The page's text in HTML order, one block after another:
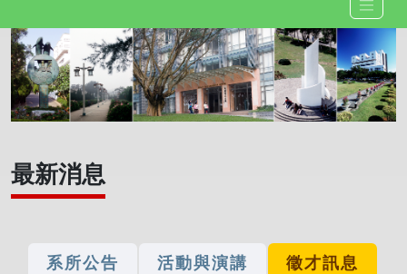
最新消息
系所公告 活動與演講 徵才訊息